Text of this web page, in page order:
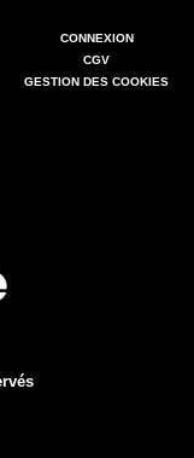
CONNEXION
CGV
GESTION DES COOKIES